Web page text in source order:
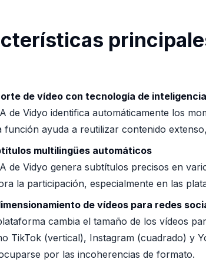
de vídeo con tecnología de
de Vidyo identifica automáticamente los
función ayuda a reutilizar contenido
multilingües automáticos
de Vidyo genera subtítulos precisos en
la participación, especialmente en las
de vídeos para redes
cambia el tamaño de los vídeos
TikTok (vertical), Instagram (cuadrado) y
por las incoherencias de formato.